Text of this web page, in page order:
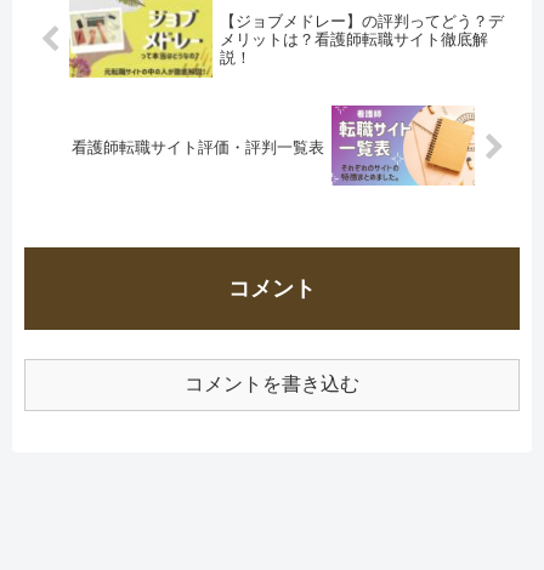
【ジョブメドレー】の評判ってどう？デ
メリットは？看護師転職サイト徹底解
説！
看護師転職サイト評価・評判一覧表
コメント
コメントを書き込む